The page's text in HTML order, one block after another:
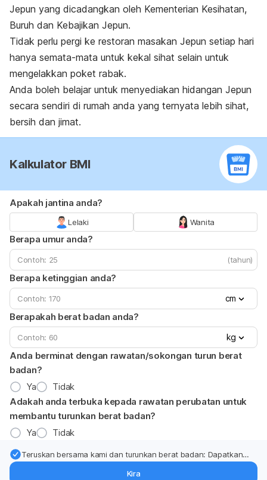
Jepun yang dicadangkan oleh Kementerian Kesihatan,
Buruh dan Kebajikan Jepun.
Tidak perlu pergi ke restoran masakan Jepun setiap hari
hanya semata-mata untuk kekal sihat selain untuk
mengelakkan poket rabak.
Anda boleh belajar untuk menyediakan hidangan Jepun
secara sendiri di rumah anda yang ternyata lebih sihat,
bersih dan jimat.
Kalkulator BMI
Apakah jantina anda?
Lelaki Wanita
Berapa umur anda?
(tahun)
Berapa ketinggian anda?
cm
Berapakah berat badan anda?
kg
Anda berminat dengan rawatan/sokongan turun berat
badan?
Ya
Tidak
Adakah anda terbuka kepada rawatan perubatan untuk
membantu turunkan berat badan?
Ya
Tidak
Teruskan bersama kami dan turunkan berat badan: Dapatkan
Kira